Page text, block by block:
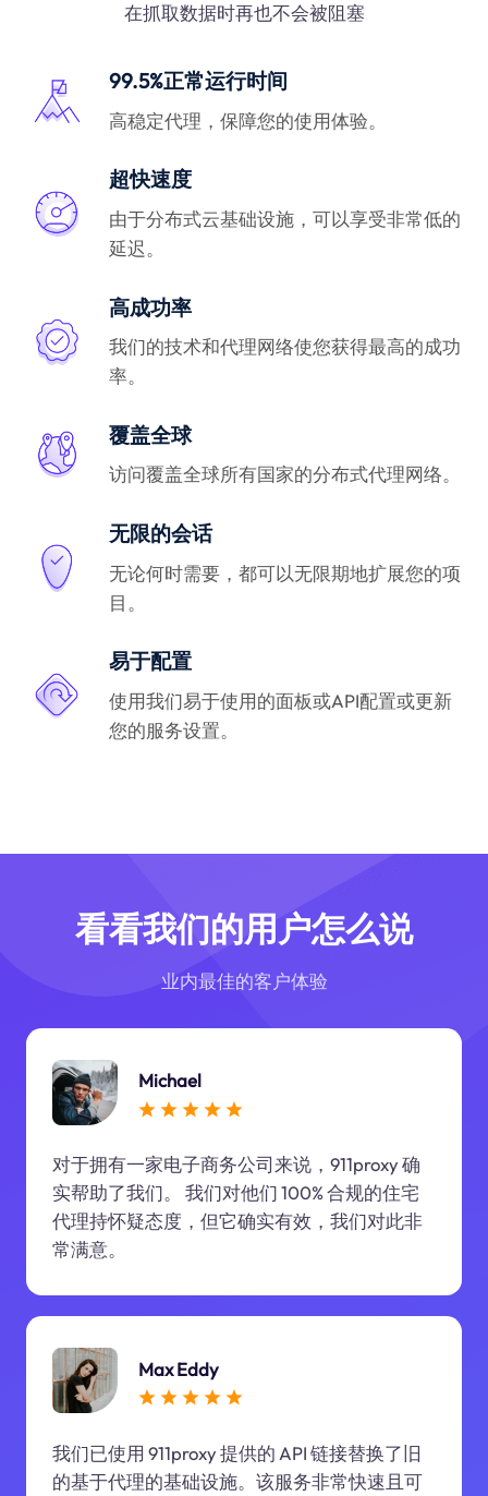
在抓取数据时再也不会被阻塞
99.5%正常运行时间
高稳定代理，保障您的使用体验。
超快速度
由于分布式云基础设施，可以享受非常低的
延迟。
高成功率
我们的技术和代理网络使您获得最高的成功
率。
覆盖全球
访问覆盖全球所有国家的分布式代理网络。
无限的会话
无论何时需要，都可以无限期地扩展您的项
目。
易于配置
使用我们易于使用的面板或API配置或更新
您的服务设置。
看看我们的用户怎么说
业内最佳的客户体验
Michael
对于拥有一家电子商务公司来说，911proxy 确
实帮助了我们。 我们对他们 100% 合规的住宅
代理持怀疑态度，但它确实有效，我们对此非
常满意。
Max Eddy
我们已使用 911proxy 提供的 API 链接替换了旧
的基于代理的基础设施。该服务非常快速且可